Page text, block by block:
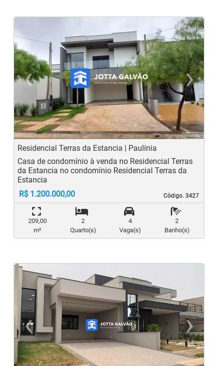
‹
Previous
›
Residencial Terras da Estancia | Paulínia
Código. 3427
Código. 3427
Casa de condomínio à venda no Residencial Terras
da Estancia no condomínio Residencial Terras da
Estancia
R$ 1.200.000,00
209,00
m²
2
Quarto(s)
4
Vaga(s)
2
Banho(s)
‹
Previous
›